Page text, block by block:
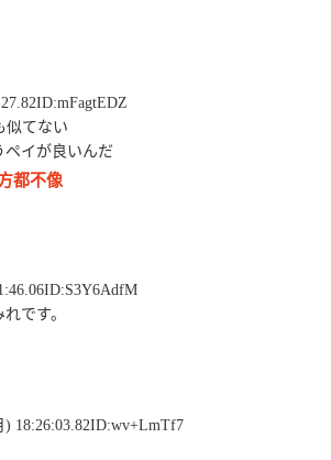
似てない
ペイが良いんだ
都不像
です。
18:26:03.82ID:wv+LmTf7